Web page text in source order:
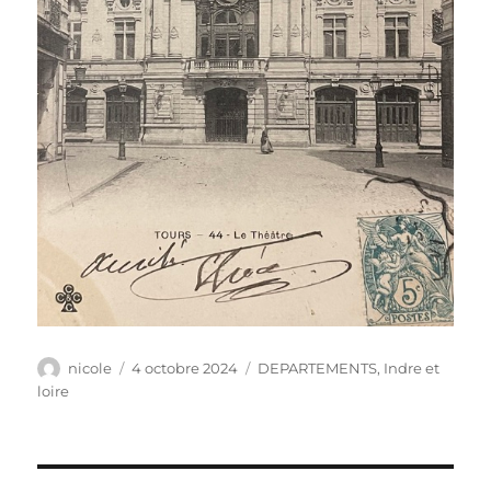
Auteur
nicole
Publié
4 octobre 2024 Catégories
DEPARTEMENTS, Indre et
loire